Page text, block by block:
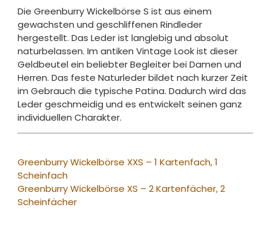
Die Greenburry Wickelbörse S ist aus einem
gewachsten und geschliffenen Rindleder
hergestellt. Das Leder ist langlebig und absolut
naturbelassen. Im antiken Vintage Look ist dieser
Geldbeutel ein beliebter Begleiter bei Damen und
Herren. Das feste Naturleder bildet nach kurzer Zeit
im Gebrauch die typische Patina. Dadurch wird das
Leder geschmeidig und es entwickelt seinen ganz
individuellen Charakter.
Greenburry Wickelbörse XXS – 1 Kartenfach, 1
Scheinfach
Greenburry Wickelbörse XS – 2 Kartenfächer, 2
Scheinfächer